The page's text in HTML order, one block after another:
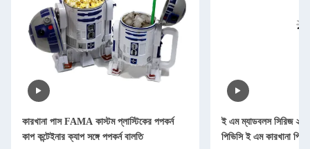
কারখানা পাস FAMA কাস্টম প্লাস্টিকের পপকর্ন
কাপ কন্টেইনার ক্যাপ সঙ্গে পপকর্ন বালতি
ই এম ম্যাডবলস সিরিজ ২
পিভিসি ই এম কারখানা